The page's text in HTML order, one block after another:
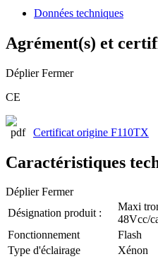
Données techniques
Agrément(s) et
Déplier Fermer
CE
Certificat origine F110TX
Caractéristiques
Déplier Fermer
Désignation produit :
Maxi
48Vcc/
Fonctionnement
Flash
Type d'éclairage
Xénon